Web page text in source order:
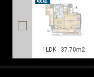
1LDK - 37.70m2